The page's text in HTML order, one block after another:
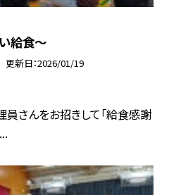
給食～
更新日 2026/01/19
さんをお招きして「給食感謝